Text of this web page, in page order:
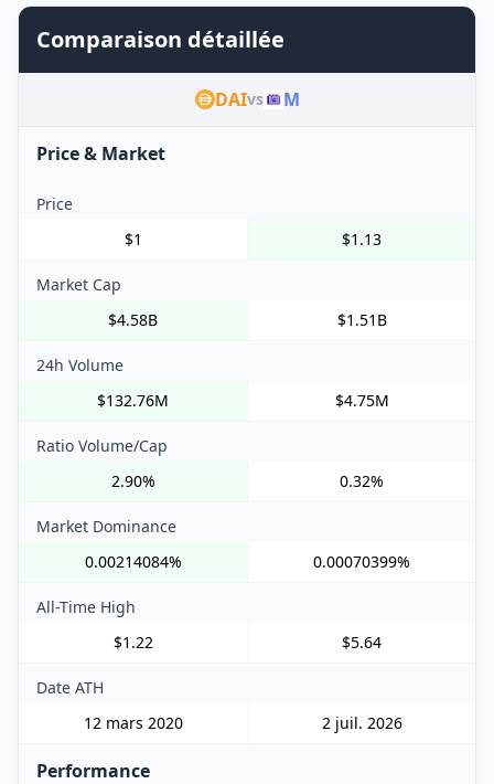
Comparaison détaillée
DAIvs M
Price & Market
Price
$1
$1.13
Market Cap
$4.58B
$1.51B
24h Volume
$132.76M
$4.75M
Ratio Volume/Cap
2.90%
0.32%
Market Dominance
0.00214084%
0.00070399%
All-Time High
$1.22
$5.64
Date ATH
12 mars 2020
2 juil. 2026
Performance